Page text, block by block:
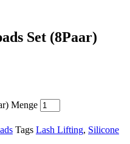
Set (8Paar)
Menge
Tags Lash Lifting, Silicone